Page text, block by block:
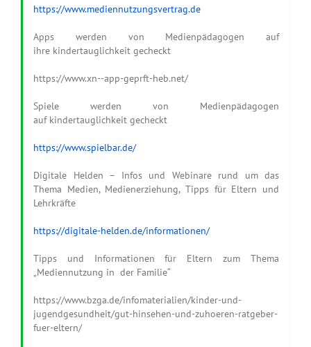
https://www.mediennutzungsvertrag.de
Apps werden von Medienpädagogen auf
ihre kindertauglichkeit gecheckt
https://www.xn--app-geprft-heb.net/
Spiele werden von Medienpädagogen
auf kindertauglichkeit gecheckt
https://www.spielbar.de/
Digitale Helden – Infos und Webinare rund um das
Thema Medien, Medienerziehung, Tipps für Eltern und
Lehrkräfte
https://digitale-helden.de/informationen/
Tipps und Informationen für Eltern zum Thema
„Mediennutzung in der Familie“
https://www.bzga.de/infomaterialien/kinder-und-
jugendgesundheit/gut-hinsehen-und-zuhoeren-ratgeber-
fuer-eltern/